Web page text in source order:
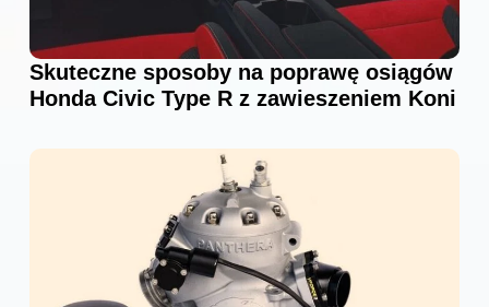
Skuteczne sposoby na poprawę osiągów
Honda Civic Type R z zawieszeniem Koni